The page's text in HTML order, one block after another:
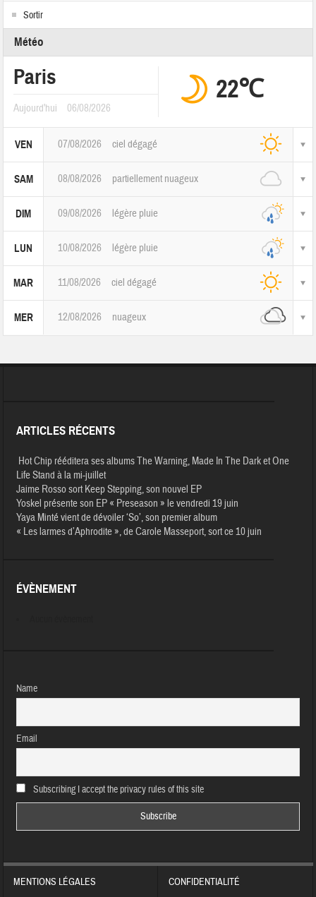
Sortir
Météo
Paris
Aujourd'hui 06/08/2026
22℃
VEN 07/08/2026 ciel dégagé
SAM 08/08/2026 partiellement nuageux
DIM 09/08/2026 légère pluie
LUN 10/08/2026 légère pluie
MAR 11/08/2026 ciel dégagé
MER 12/08/2026 nuageux
ARTICLES RÉCENTS
Hot Chip rééditera ses albums The Warning, Made In The Dark et One
Life Stand à la mi-juillet
Jaime Rosso sort Keep Stepping, son nouvel EP
Yoskel présente son EP « Preseason » le vendredi 19 juin
Yaya Minté vient de dévoiler ‘So’, son premier album
« Les larmes d’Aphrodite », de Carole Masseport, sort ce 10 juin
ÉVÈNEMENT
Name
Email
Subscribing I accept the privacy rules of this site
MENTIONS LÉGALES CONFIDENTIALITÉ